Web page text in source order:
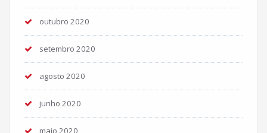
outubro 2020
setembro 2020
agosto 2020
junho 2020
maio 2020